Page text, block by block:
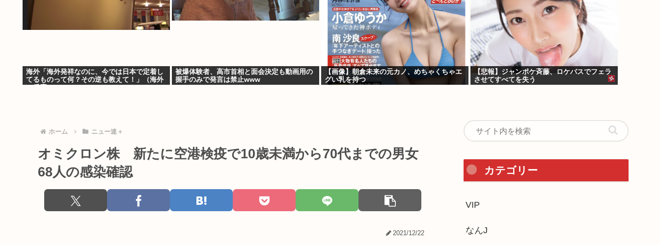
海外「海外発祥なのに、今では日本で定着し
てるものって何？その逆も教えて！」（海外
被爆体験者、高市首相と面会決定も動画用の
握手のみで発言は禁止www
【画像】朝倉未来の元カノ、めちゃくちゃエ
グい乳を持つ
【悲報】ジャンポケ斉藤、ロケバスでフェラ
させてすべてを失う
ホーム ニュー速＋
オミクロン株 新たに空港検疫で10歳未満から70代までの男女
68人の感染確認
2021/12/22
カテゴリー
VIP
なんJ